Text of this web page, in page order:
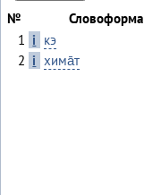
№ Словоформа
1
i кэ
2 i хима̄т